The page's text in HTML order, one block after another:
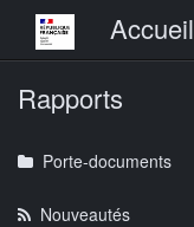
Menu principalAccueil
Rapports
Porte-documents
Nouveautés